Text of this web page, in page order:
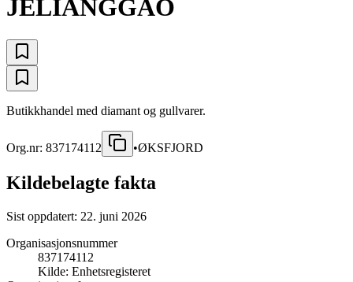
JELIANGGAO
Butikkhandel med diamant og gullvarer.
Org.nr: 837174112 •ØKSFJORD
Kildebelagte fakta
Sist oppdatert: 22. juni 2026
Organisasjonsnummer
837174112
Kilde: Enhetsregisteret